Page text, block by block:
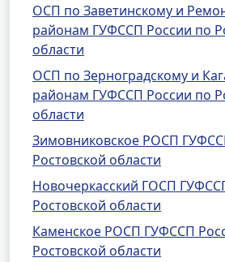
ОСП по Заветинскому и
районам ГУФССП России по
области
ОСП по Зерноградскому и
районам ГУФССП России по
области
Зимовниковское РОСП
Ростовской области
Новочеркасский ГОСП
Ростовской области
Каменское РОСП ГУФССП
Ростовской области